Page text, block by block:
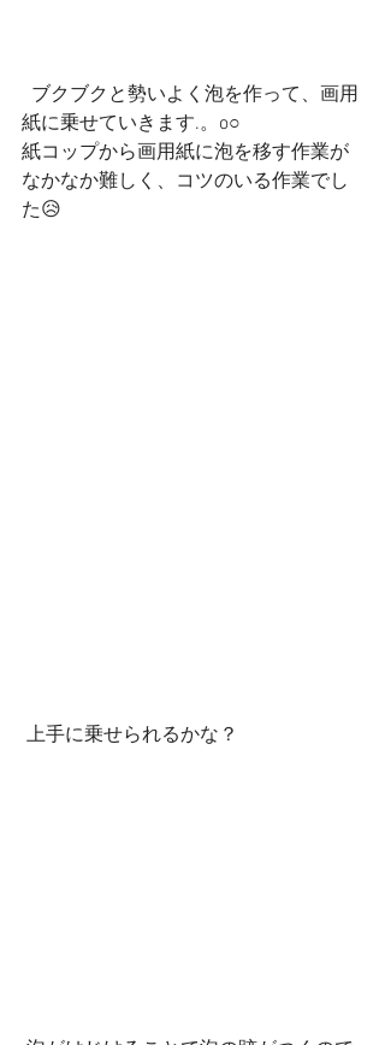
紙に乗せていきます.。o○
紙コップから画用紙に泡を移す作業が
なかなか難しく、コツのいる作業でし
た😥
上手に乗せられるかな？